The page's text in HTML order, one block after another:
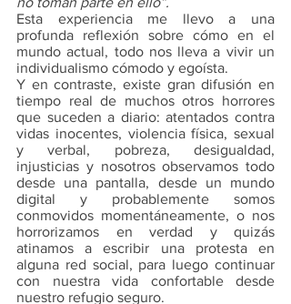
Esta experiencia me llevo a una
profunda reflexión sobre cómo en el
mundo actual, todo nos lleva a vivir un
individualismo cómodo y egoísta.
Y en contraste, existe gran difusión en
tiempo real de muchos otros horrores
que suceden a diario: atentados contra
vidas inocentes, violencia física, sexual
y verbal, pobreza, desigualdad,
injusticias y nosotros observamos todo
desde una pantalla, desde un mundo
digital y probablemente somos
conmovidos momentáneamente, o nos
horrorizamos en verdad y quizás
atinamos a escribir una protesta en
alguna red social, para luego continuar
con nuestra vida confortable desde
nuestro refugio seguro.